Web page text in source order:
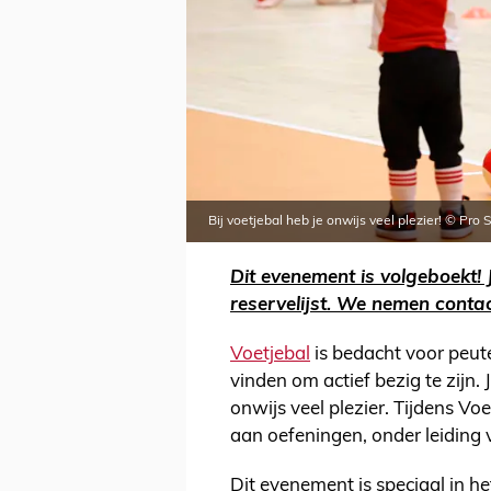
Bij voetjebal heb je onwijs veel plezier! © Pro
Dit evenement is
reservelijst. We nemen
Voetjebal is bedacht voor
vinden om actief bezig te zijn.
onwijs veel plezier. Tijdens
aan oefeningen, onder leiding
Dit evenement is speciaal in